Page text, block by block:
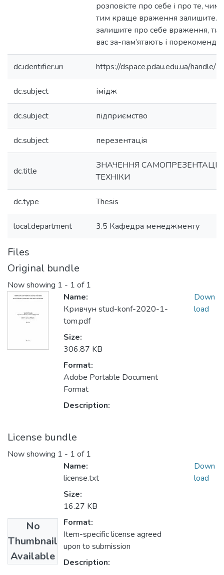
розповісте про себе і про те, чим
тим краще враження залишите.
залишите про себе враження,
вас за-пам’ятають і
dc.identifier.uri https://dspace.pdau.edu.ua/
dc.subject імідж
dc.subject підприємство
dc.subject перезентація
dc.title
ЗНАЧЕННЯ САМОПРЕЗЕНТАЦІЇ,
ТЕХНІКИ
dc.type Thesis
local.department 3.5 Кафедра менеджменту
Files
Original bundle
Now showing 1 - 1 of 1
Name:
Кривчун stud-konf-2020-1-
tom.pdf
Size:
306.87 KB
Format:
Adobe Portable Document
Format
Description:
Down
load
License bundle
Now showing 1 - 1 of 1
No
Thumbnail
Available
Name:
license.txt
Size:
16.27 KB
Format:
Item-specific license agreed
upon to submission
Description:
Down
load